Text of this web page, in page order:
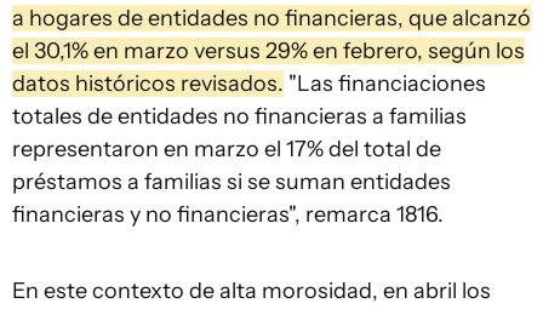
a hogares de entidades no financieras, que alcanzó
el 30,1% en marzo versus 29% en febrero, según los
datos históricos revisados. "Las financiaciones
totales de entidades no financieras a familias
representaron en marzo el 17% del total de
préstamos a familias si se suman entidades
financieras y no financieras", remarca 1816.
En este contexto de alta morosidad, en abril los